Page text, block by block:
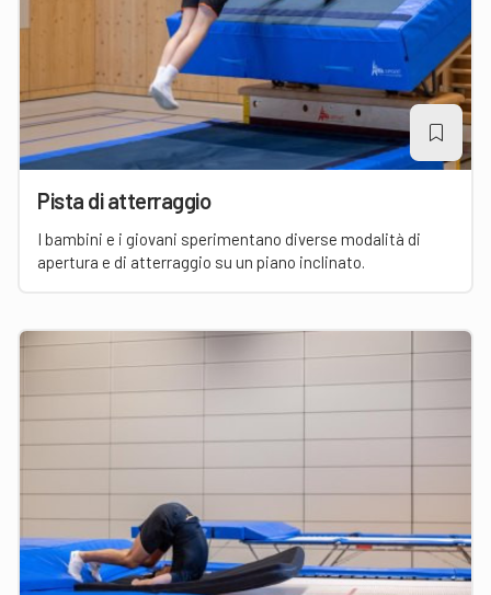
Pista di atterraggio
I bambini e i giovani sperimentano diverse modalità di
apertura e di atterraggio su un piano inclinato.